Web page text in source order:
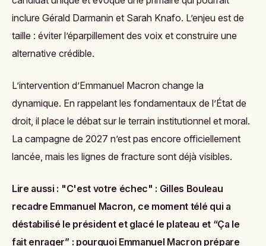
inclure Gérald Darmanin et Sarah Knafo. L’enjeu est de
taille : éviter l’éparpillement des voix et construire une
alternative crédible.
L’intervention d’Emmanuel Macron change la
dynamique. En rappelant les fondamentaux de l’État de
droit, il place le débat sur le terrain institutionnel et moral.
La campagne de 2027 n’est pas encore officiellement
lancée, mais les lignes de fracture sont déjà visibles.
Lire aussi : "C'est votre échec" : Gilles Bouleau
recadre Emmanuel Macron, ce moment télé qui a
déstabilisé le président et glacé le plateau et “Ça le
fait enrager” : pourquoi Emmanuel Macron prépare